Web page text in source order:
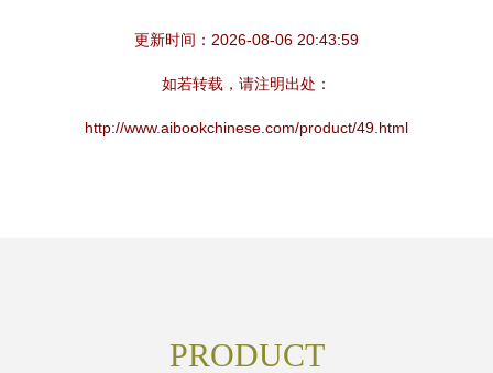
更新时间：2026-08-06 20:43:59
如若转载，请注明出处：
http://www.aibookchinese.com/product/49.html
PRODUCT